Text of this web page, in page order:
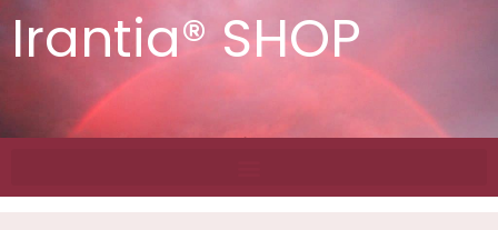
Irantia® SHOP